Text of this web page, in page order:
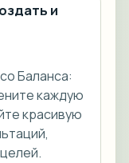
и
Баланса:
каждую
красивую